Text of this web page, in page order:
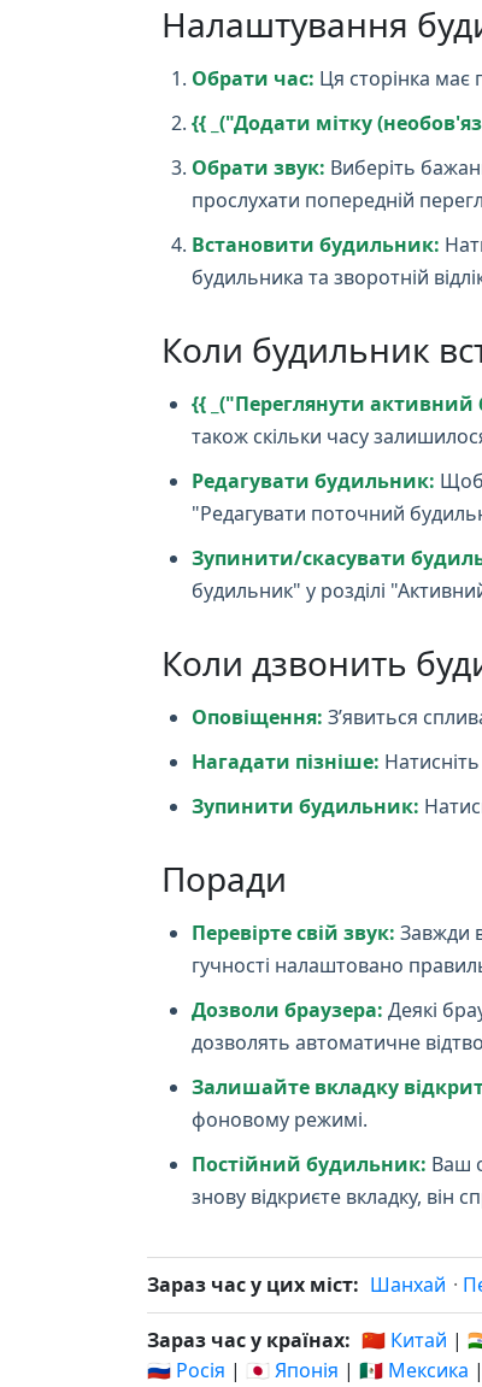
Налаштування
Обрати час: Ця сторінка
{{ _("Додати мітку
Обрати звук: Виберіть
прослухати попередній
Встановити будильник:
будильника та зворотній
Коли будильник
{{ _("Переглянути
також скільки часу
Редагувати будильник: Щоб
"Редагувати поточний
Зупинити/скасувати
будильник" у розділі
Коли дзвонить
Оповіщення: З’явиться
Нагадати пізніше:
Зупинити будильник:
Поради
Перевірте свій звук: Завжди
гучності налаштовано
Дозволи браузера: Деякі
дозволять автоматичне
Залишайте вкладку
фоновому режимі.
Постійний будильник: Ваш
знову відкриєте вкладку,
Зараз час у цих міст: Шанхай ·
Зараз час у країнах: 🇨🇳 Китай |
🇷🇺 Росія | 🇯🇵 Японія | 🇲🇽 Мексика |